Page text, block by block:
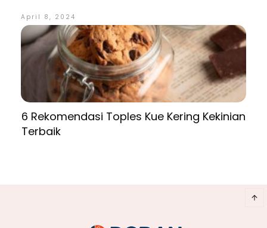
April 8, 2024
6 Rekomendasi Toples Kue Kering Kekinian
Terbaik